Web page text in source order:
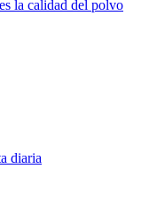
la calidad del polvo
diaria